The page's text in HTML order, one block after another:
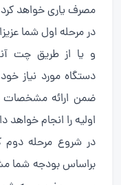
مصرف یاری خواهد
در مرحله اول شما
و یا از طریق چت
دستگاه مورد نیاز خود
ضمن ارائه مشخصات
اولیه را انجام خواهد
در شروع مرحله دوم
براساس بودجه شما